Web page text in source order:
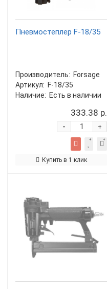
Пневмостеплер F-18/35
Производитель: Forsage
Артикул: F-18/35
Наличие: Есть в наличии
333.38 р.
+
-
Купить в 1 клик